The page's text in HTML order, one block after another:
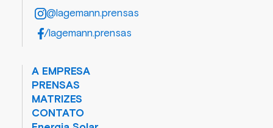
@lagemann.prensas
/lagemann.prensas
A EMPRESA
PRENSAS
MATRIZES
CONTATO